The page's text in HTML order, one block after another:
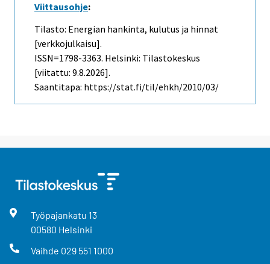
Viittausohje:
Tilasto: Energian hankinta, kulutus ja hinnat
[verkkojulkaisu].
ISSN=1798-3363. Helsinki: Tilastokeskus
[viitattu: 9.8.2026].
Saantitapa: https://stat.fi/til/ehkh/2010/03/
Työpajankatu 13
00580 Helsinki
Vaihde 029 551 1000